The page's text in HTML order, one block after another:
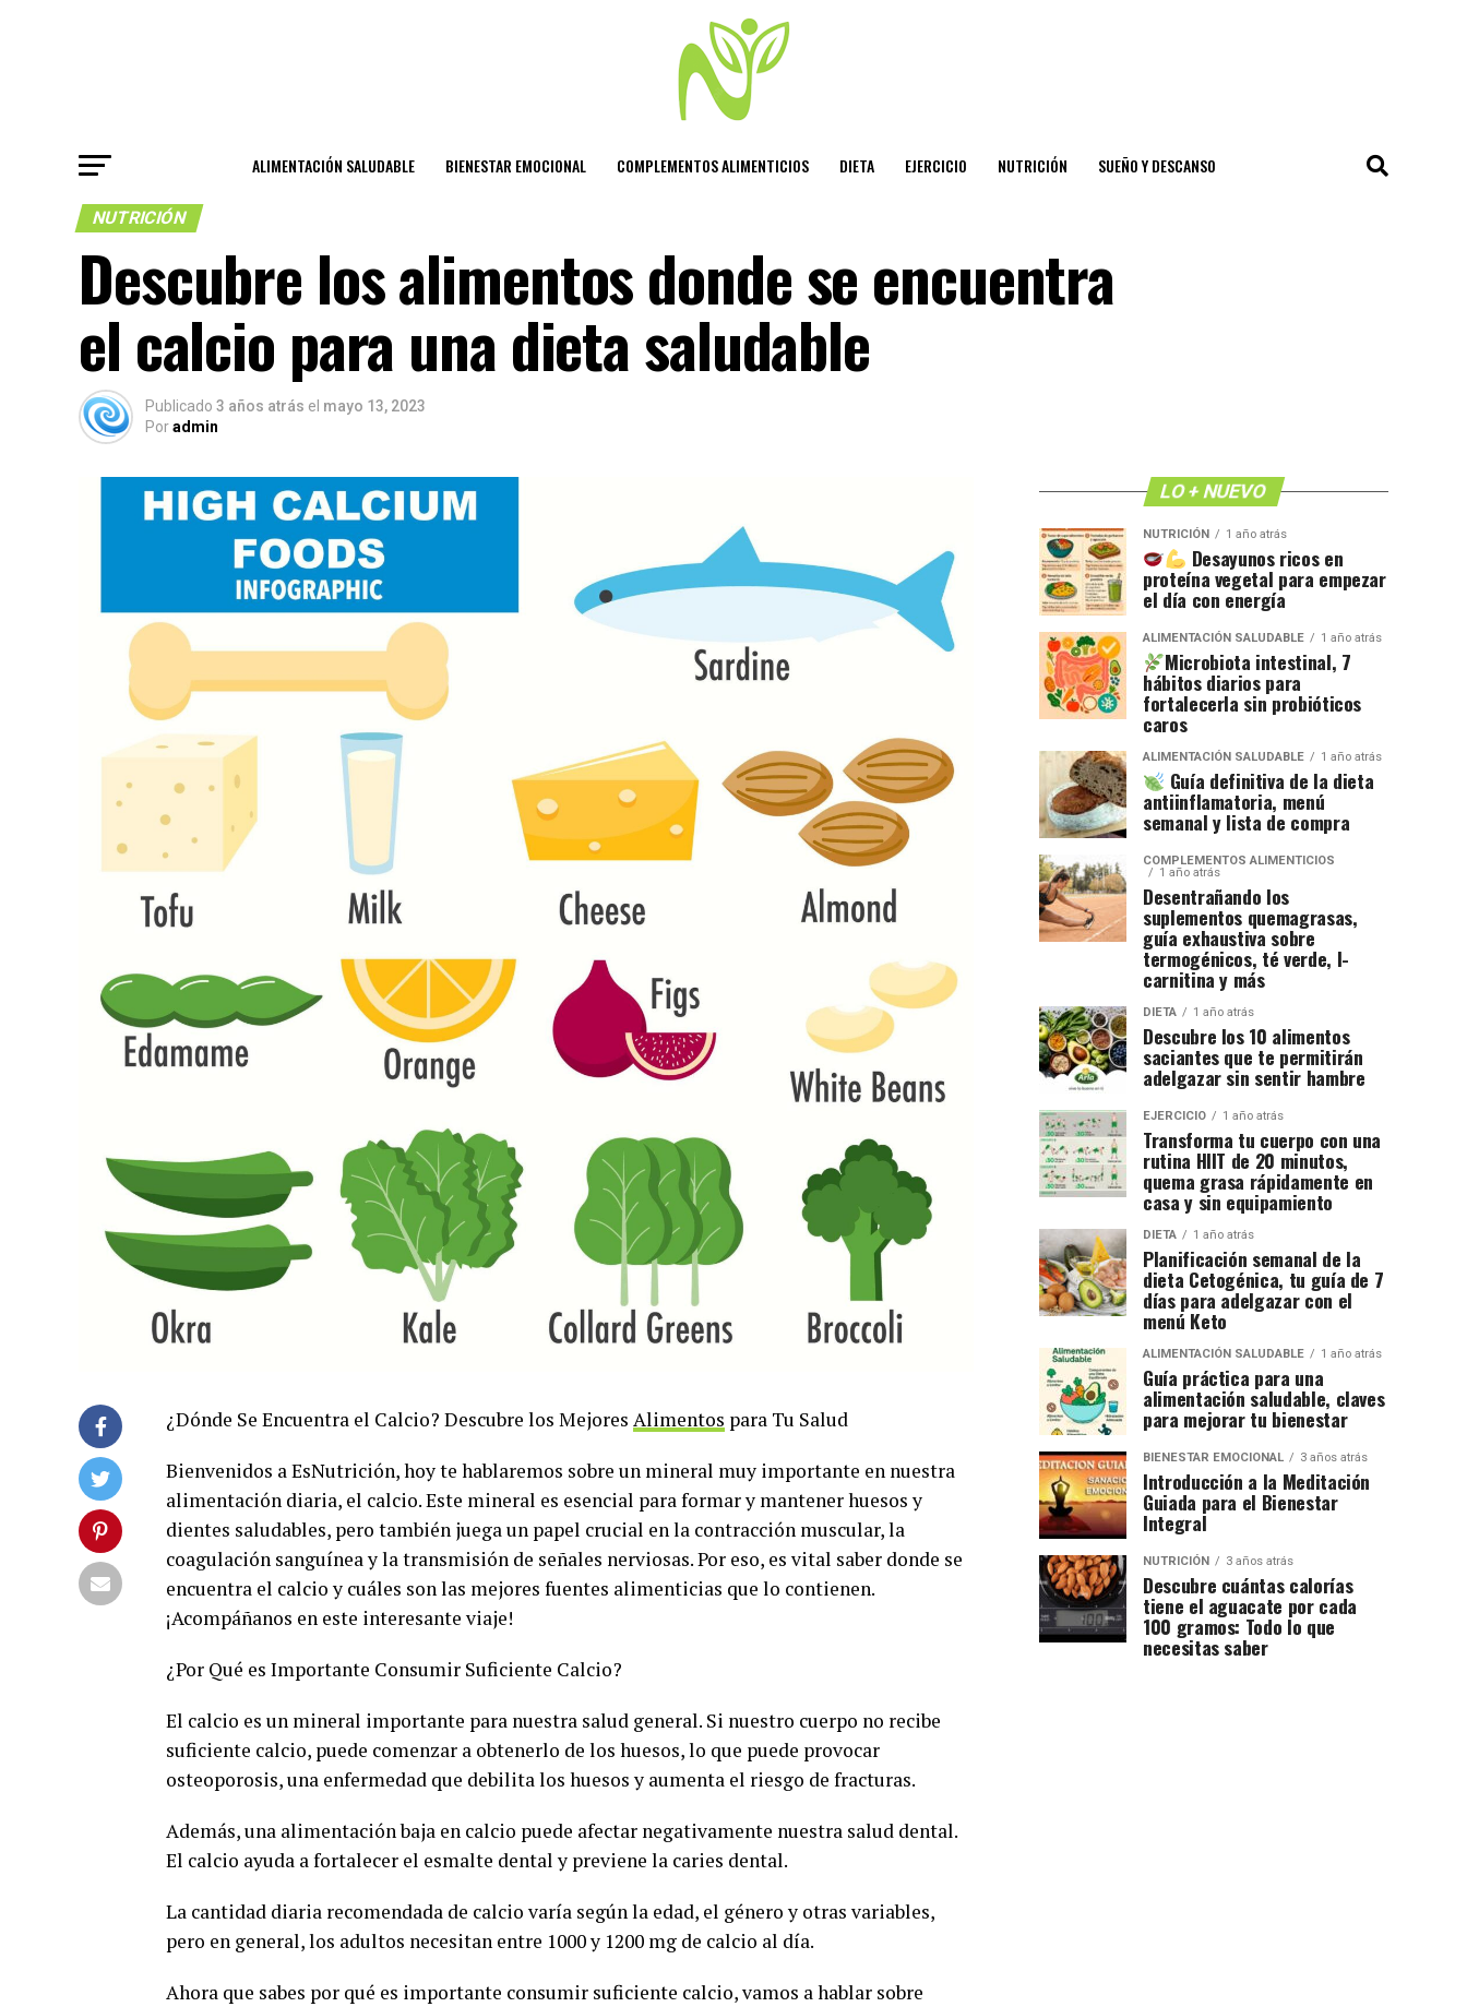
ALIMENTACIÓN SALUDABLE BIENESTAR EMOCIONAL COMPLEMENTOS ALIMENTICIOS DIETA EJERCICIO NUTRICIÓN SUEÑO Y DESCANSO
NUTRICIÓN
Descubre los alimentos donde se encuentra
el calcio para una dieta saludable
Publicado 3 años atrás el mayo 13, 2023
Poradmin
¿Dónde Se Encuentra el Calcio? Descubre los Mejores Alimentos para Tu Salud
Bienvenidos a EsNutrición, hoy te hablaremos sobre un mineral muy importante en nuestra
alimentación diaria, el calcio. Este mineral es esencial para formar y mantener huesos y
dientes saludables, pero también juega un papel crucial en la contracción muscular, la
coagulación sanguínea y la transmisión de señales nerviosas. Por eso, es vital saber donde se
encuentra el calcio y cuáles son las mejores fuentes alimenticias que lo contienen.
¡Acompáñanos en este interesante viaje!
¿Por Qué es Importante Consumir Suficiente Calcio?
El calcio es un mineral importante para nuestra salud general. Si nuestro cuerpo no recibe
suficiente calcio, puede comenzar a obtenerlo de los huesos, lo que puede provocar
osteoporosis, una enfermedad que debilita los huesos y aumenta el riesgo de fracturas.
Además, una alimentación baja en calcio puede afectar negativamente nuestra salud dental.
El calcio ayuda a fortalecer el esmalte dental y previene la caries dental.
La cantidad diaria recomendada de calcio varía según la edad, el género y otras variables,
pero en general, los adultos necesitan entre 1000 y 1200 mg de calcio al día.
Ahora que sabes por qué es importante consumir suficiente calcio, vamos a hablar sobre
LO + NUEVO
NUTRICIÓN 1 año atrás
Desayunos ricos en
proteína vegetal para empezar
el día con energía
ALIMENTACIÓN SALUDABLE 1 año atrás
Microbiota intestinal, 7
hábitos diarios para
fortalecerla sin probióticos
caros
ALIMENTACIÓN SALUDABLE 1 año atrás
Guía definitiva de la dieta
antiinflamatoria, menú
semanal y lista de compra
COMPLEMENTOS ALIMENTICIOS
1 año atrás
Desentrañando los
suplementos quemagrasas,
guía exhaustiva sobre
termogénicos, té verde, l-
carnitina y más
DIETA 1 año atrás
Descubre los 10 alimentos
saciantes que te permitirán
adelgazar sin sentir hambre
EJERCICIO 1 año atrás
Transforma tu cuerpo con una
rutina HIIT de 20 minutos,
quema grasa rápidamente en
casa y sin equipamiento
DIETA 1 año atrás
Planificación semanal de la
dieta Cetogénica, tu guía de 7
días para adelgazar con el
menú Keto
ALIMENTACIÓN SALUDABLE 1 año atrás
Guía práctica para una
alimentación saludable, claves
para mejorar tu bienestar
BIENESTAR EMOCIONAL 3 años atrás
Introducción a la Meditación
Guiada para el Bienestar
Integral
NUTRICIÓN 3 años atrás
Descubre cuántas calorías
tiene el aguacate por cada
100 gramos: Todo lo que
necesitas saber